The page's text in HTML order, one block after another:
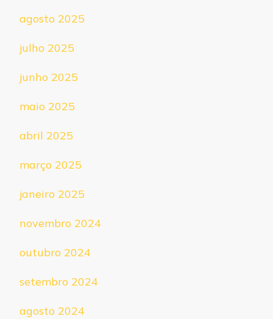
agosto 2025
julho 2025
junho 2025
maio 2025
abril 2025
março 2025
janeiro 2025
novembro 2024
outubro 2024
setembro 2024
agosto 2024